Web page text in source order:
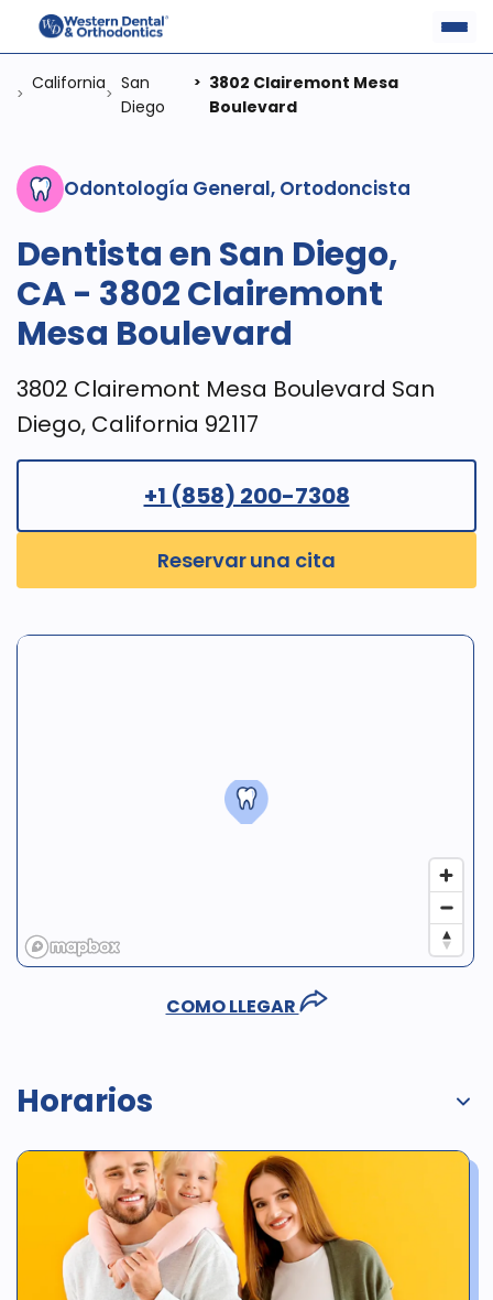
>
California
>
San
Diego
> 3802 Clairemont Mesa
Boulevard
Odontología General, Ortodoncista
Dentista en San Diego,
CA - 3802 Clairemont
Mesa Boulevard
3802 Clairemont Mesa Boulevard San
Diego, California 92117
Reservar una cita
+1 (858) 200-7308
COMO LLEGAR
Horarios